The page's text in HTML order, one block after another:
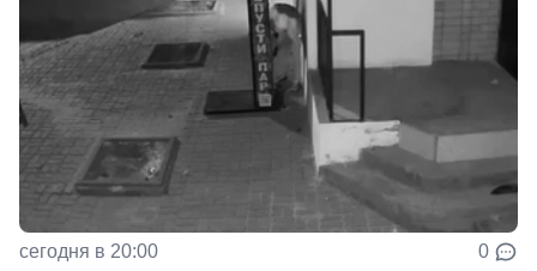
сегодня в 20:00 0